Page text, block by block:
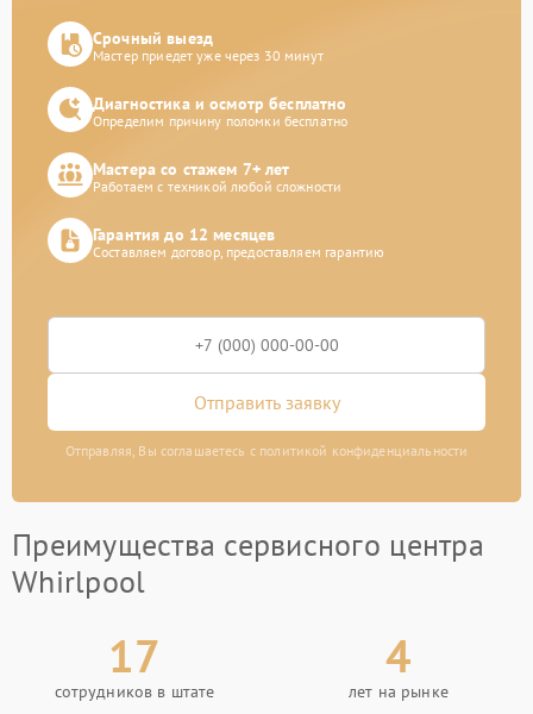
Срочный выезд
Мастер приедет уже через 30 минут
Диагностика и осмотр бесплатно
Определим причину поломки бесплатно
Мастера со стажем 7+ лет
Работаем с техникой любой сложности
Гарантия до 12 месяцев
Составляем договор, предоставляем гарантию
Отправить заявку
Отправляя, Вы соглашаетесь с политикой конфиденциальности
Преимущества сервисного центра
Whirlpool
17
сотрудников в штате
4
лет на рынке